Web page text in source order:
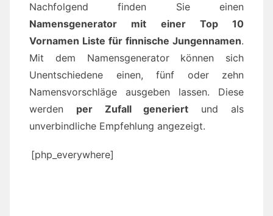
Nachfolgend finden Sie einen
Namensgenerator mit einer Top 10
Vornamen Liste für finnische Jungennamen.
Mit dem Namensgenerator können sich
Unentschiedene einen, fünf oder zehn
Namensvorschläge ausgeben lassen. Diese
werden per Zufall generiert und als
unverbindliche Empfehlung angezeigt.
[php_everywhere]